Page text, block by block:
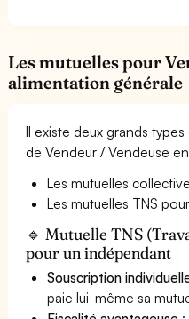
Les mutuelles pour
alimentation générale
Il existe deux grands
de Vendeur / Vendeuse
Les mutuelles
Les mutuelles TNS
🔹 Mutuelle TNS
pour un indépendant
Souscription
paie lui-même sa